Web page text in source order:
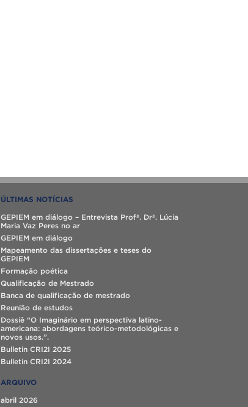
ÚLTIMAS NOTÍCIAS
GEPIEM em diálogo – Entrevista Profª. Drª. Lúcia
Maria Vaz Peres no ar
GEPIEM em diálogo
Mapeamento das dissertações e teses do
GEPIEM
Formação poética
Qualificação de Mestrado
Banca de qualificação de mestrado
Reunião de estudos
Dossiê “O Imaginário em perspectiva latino-
americana: abordagens teórico-metodológicas e
novos usos.”.
Bulletin CRI2I 2025
Bulletin CRI2I 2024
ARQUIVO
abril 2026